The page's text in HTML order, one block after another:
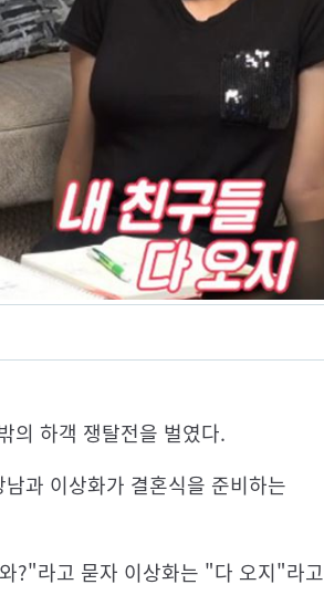
의 하객 쟁탈전을 벌였다.
과 이상화가 결혼식을 준비하는
?"라고 묻자 이상화는 "다 오지"라고